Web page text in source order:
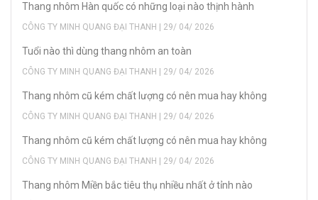
Thang nhôm Hàn quốc có những loại nào thịnh hành
CÔNG TY MINH QUANG ĐẠI THANH | 29/ 04/ 2026
Tuổi nào thì dùng thang nhôm an toàn
CÔNG TY MINH QUANG ĐẠI THANH | 29/ 04/ 2026
Thang nhôm cũ kém chất lượng có nên mua hay không
CÔNG TY MINH QUANG ĐẠI THANH | 29/ 04/ 2026
Thang nhôm cũ kém chất lượng có nên mua hay không
CÔNG TY MINH QUANG ĐẠI THANH | 29/ 04/ 2026
Thang nhôm Miền bắc tiêu thụ nhiều nhất ở tỉnh nào